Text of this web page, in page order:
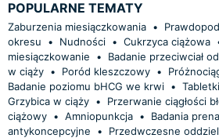
POPULARNE TEMATY
Zaburzenia miesiączkowania •
okresu
• Nudności • Cukrzyca ciążowa
miesiączkowanie
•
Badanie przeciwciał
w ciąży • Poród kleszczowy •
Badanie poziomu bHCG we krwi •
Grzybica w ciąży • Przerwanie ciągłości
ciążowy • Amniopunkcja • Badania
antykoncepcyjne
• Przedwczesne